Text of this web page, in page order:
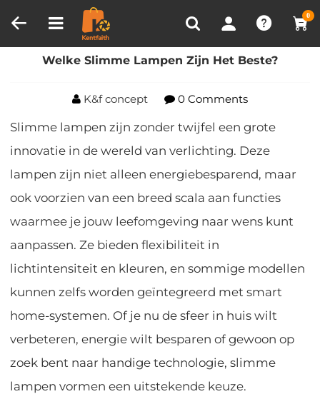
0
RECENT BEKEKEN
Productvergelijken (0)
Huis Blog Welke Slimme Lampen Zijn Het Beste?
Welke Slimme Lampen Zijn Het Beste?
K&f concept 0 Comments
Slimme lampen zijn zonder twijfel een grote
innovatie in de wereld van verlichting. Deze
lampen zijn niet alleen energiebesparend, maar
ook voorzien van een breed scala aan functies
waarmee je jouw leefomgeving naar wens kunt
aanpassen. Ze bieden flexibiliteit in
lichtintensiteit en kleuren, en sommige modellen
kunnen zelfs worden geïntegreerd met smart
home-systemen. Of je nu de sfeer in huis wilt
verbeteren, energie wilt besparen of gewoon op
zoek bent naar handige technologie, slimme
lampen vormen een uitstekende keuze.